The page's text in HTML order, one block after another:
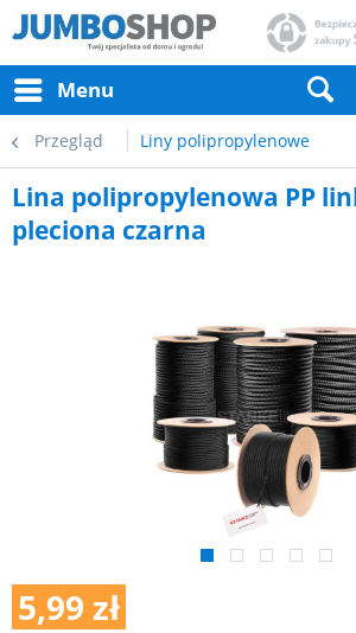
Menu
Przegląd Liny polipropylenowe
Lina polipropylenowa PP
pleciona czarna
5,99 zł